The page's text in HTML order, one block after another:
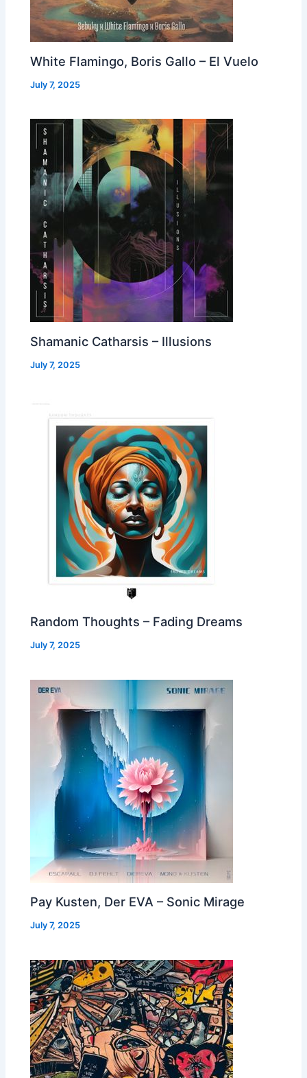
White Flamingo, Boris Gallo – El Vuelo
July 7, 2025
Shamanic Catharsis – Illusions
July 7, 2025
Random Thoughts – Fading Dreams
July 7, 2025
Pay Kusten, Der EVA – Sonic Mirage
July 7, 2025